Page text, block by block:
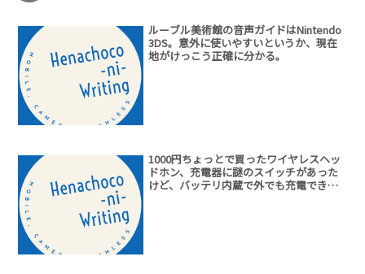
ルーブル美術館の音声ガイドはNintendo
3DS。意外に使いやすいというか、現在
地がけっこう正確に分かる。
1000円ちょっとで買ったワイヤレスヘッ
ドホン、充電器に謎のスイッチがあった
けど、バッテリ内蔵で外でも充電できる